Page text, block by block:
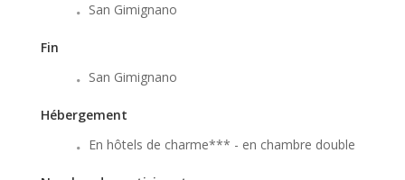
San Gimignano
Fin
San Gimignano
Hébergement
En hôtels de charme*** - en chambre double